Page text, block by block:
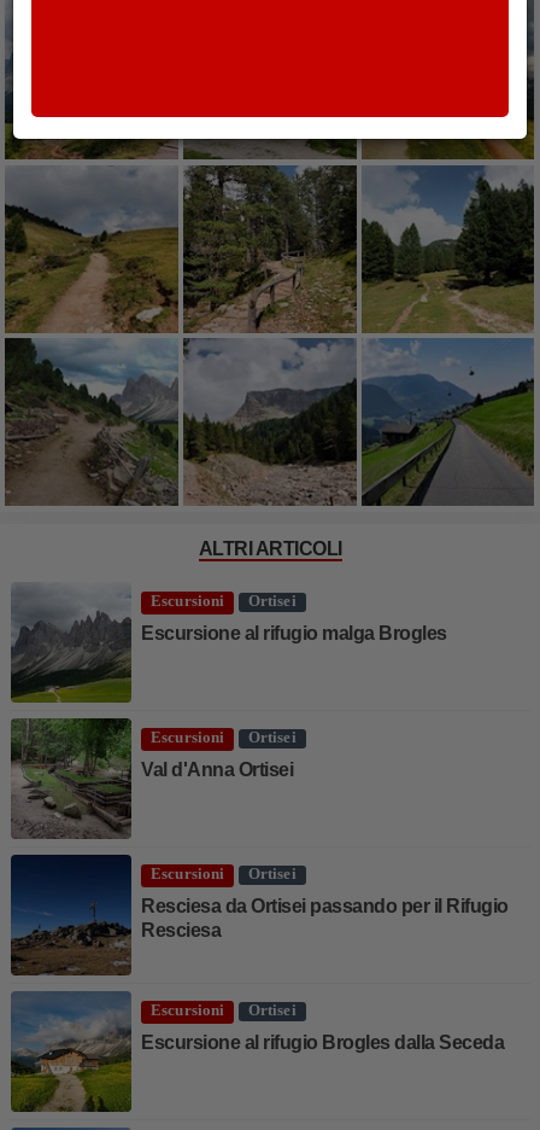
ALTRI ARTICOLI
Escursioni Ortisei
Escursione al rifugio malga Brogles
Escursioni Ortisei
Val d'Anna Ortisei
Escursioni Ortisei
Resciesa da Ortisei passando per il Rifugio
Resciesa
Escursioni Ortisei
Escursione al rifugio Brogles dalla Seceda